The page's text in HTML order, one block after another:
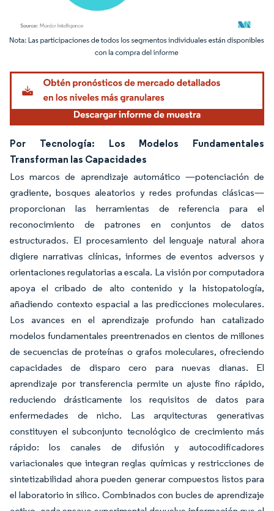
Imagen © Mordor Intelligence. El uso requiere atribución según CC BY 4.0.
Por Tecnología: Los Modelos Fundamentales
Transforman las Capacidades
Los marcos de aprendizaje automático —potenciación de
gradiente, bosques aleatorios y redes profundas clásicas—
proporcionan las herramientas de referencia para el
reconocimiento de patrones en conjuntos de datos
estructurados. El procesamiento del lenguaje natural ahora
digiere narrativas clínicas, informes de eventos adversos y
orientaciones regulatorias a escala. La visión por computadora
apoya el cribado de alto contenido y la histopatología,
añadiendo contexto espacial a las predicciones moleculares.
Los avances en el aprendizaje profundo han catalizado
modelos fundamentales preentrenados en cientos de millones
de secuencias de proteínas o grafos moleculares, ofreciendo
capacidades de disparo cero para nuevas dianas. El
aprendizaje por transferencia permite un ajuste fino rápido,
reduciendo drásticamente los requisitos de datos para
enfermedades de nicho. Las arquitecturas generativas
constituyen el subconjunto tecnológico de crecimiento más
rápido: los canales de difusión y autocodificadores
variacionales que integran reglas químicas y restricciones de
sintetizabilidad ahora pueden generar compuestos listos para
el laboratorio in silico. Combinados con bucles de aprendizaje